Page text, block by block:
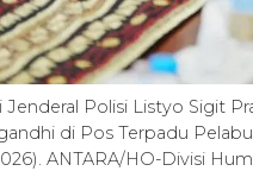
Jenderal Polisi Listyo Sigit
di Pos Terpadu
ANTARA/HO-Divisi